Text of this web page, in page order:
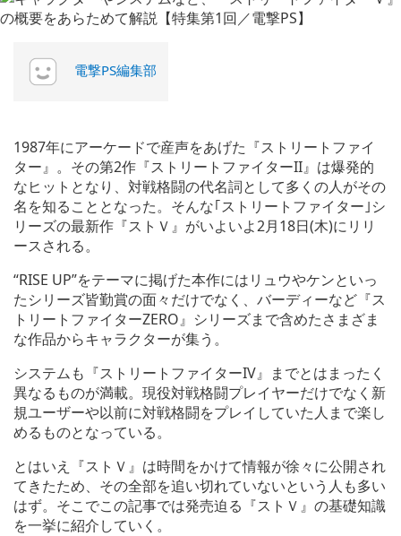
電撃PS編集部
1987年にアーケードで産声をあげた『ストリートファイ
ター』。その第2作『ストリートファイターII』は爆発的
なヒットとなり、対戦格闘の代名詞として多くの人がその
名を知ることとなった。そんな｢ストリートファイター｣シ
リーズの最新作『ストＶ』がいよいよ2月18日(木)にリリ
ースされる。
“RISE UP”をテーマに掲げた本作にはリュウやケンといっ
たシリーズ皆勤賞の面々だけでなく、バーディーなど『ス
トリートファイターZERO』シリーズまで含めたさまざま
な作品からキャラクターが集う。
システムも『ストリートファイターIV』までとはまったく
異なるものが満載。現役対戦格闘プレイヤーだけでなく新
規ユーザーや以前に対戦格闘をプレイしていた人まで楽し
めるものとなっている。
とはいえ『ストＶ』は時間をかけて情報が徐々に公開され
てきたため、その全部を追い切れていないという人も多い
はず。そこでこの記事では発売迫る『ストＶ』の基礎知識
を一挙に紹介していく。